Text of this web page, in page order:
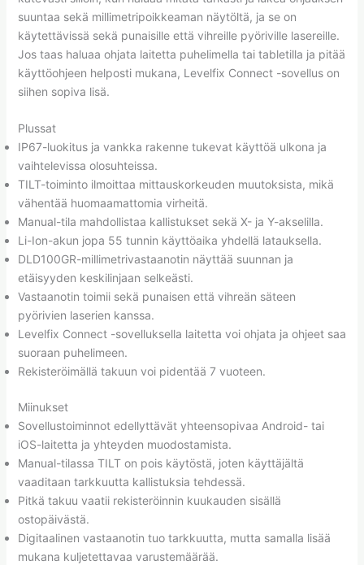
suuntaa sekä millimetripoikkeaman näytöltä, ja se on
käytettävissä sekä punaisille että vihreille pyöriville lasereille.
Jos taas haluaa ohjata laitetta puhelimella tai tabletilla ja pitää
käyttöohjeen helposti mukana, Levelfix Connect -sovellus on
siihen sopiva lisä.
Plussat
IP67-luokitus ja vankka rakenne tukevat käyttöä ulkona ja
vaihtelevissa olosuhteissa.
TILT-toiminto ilmoittaa mittauskorkeuden muutoksista, mikä
vähentää huomaamattomia virheitä.
Manual-tila mahdollistaa kallistukset sekä X- ja Y-akselilla.
Li-Ion-akun jopa 55 tunnin käyttöaika yhdellä latauksella.
DLD100GR-millimetrivastaanotin näyttää suunnan ja
etäisyyden keskilinjaan selkeästi.
Vastaanotin toimii sekä punaisen että vihreän säteen
pyörivien laserien kanssa.
Levelfix Connect -sovelluksella laitetta voi ohjata ja ohjeet saa
suoraan puhelimeen.
Rekisteröimällä takuun voi pidentää 7 vuoteen.
Miinukset
Sovellustoiminnot edellyttävät yhteensopivaa Android- tai
iOS-laitetta ja yhteyden muodostamista.
Manual-tilassa TILT on pois käytöstä, joten käyttäjältä
vaaditaan tarkkuutta kallistuksia tehdessä.
Pitkä takuu vaatii rekisteröinnin kuukauden sisällä
ostopäivästä.
Digitaalinen vastaanotin tuo tarkkuutta, mutta samalla lisää
mukana kuljetettavaa varustemäärää.